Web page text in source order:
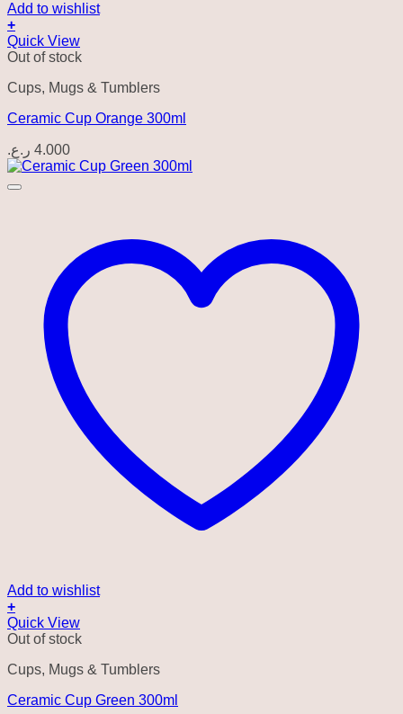
Add to wishlist
+
Quick View
Out of stock
Cups, Mugs & Tumblers
Ceramic Cup Orange 300ml
4.000 ر.ع.
Add to wishlist
+
Quick View
Out of stock
Cups, Mugs & Tumblers
Ceramic Cup Green 300ml